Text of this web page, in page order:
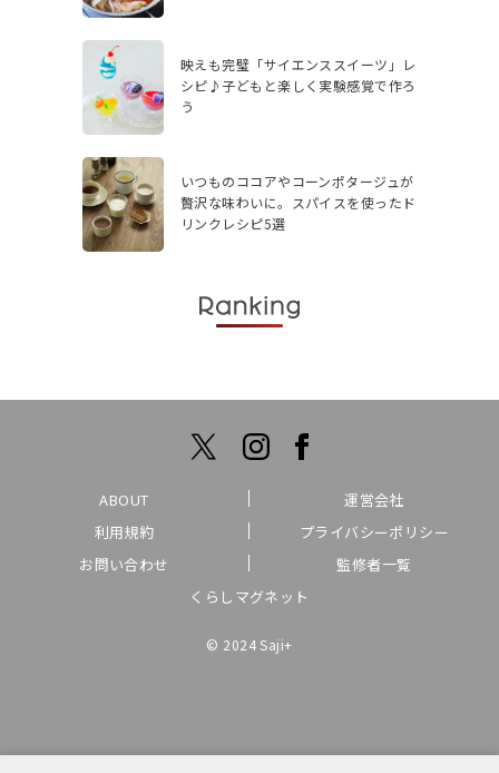
映えも完璧「サイエンススイーツ」レ
シピ♪子どもと楽しく実験感覚で作ろ
う
いつものココアやコーンポタージュが
贅沢な味わいに。スパイスを使ったド
リンクレシピ5選
ABOUT
運営会社
利用規約
プライバシーポリシー
お問い合わせ
監修者一覧
くらしマグネット
© 2024 Saji+